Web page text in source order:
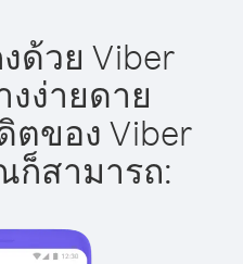
ด้วย Viber
งง่ายดาย
ตของ Viber
ก็สามารถ: